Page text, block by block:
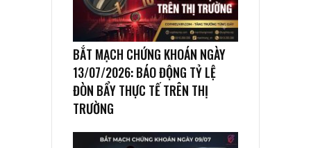
BẮT MẠCH CHỨNG KHOÁN NGÀY
13/07/2026: BÁO ĐỘNG TỶ LỆ
ĐÒN BẨY THỰC TẾ TRÊN THỊ
TRƯỜNG